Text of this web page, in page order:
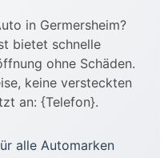
in Germersheim?
bietet schnelle
ohne Schäden.
keine versteckten
an: {Telefon}.
alle Automarken